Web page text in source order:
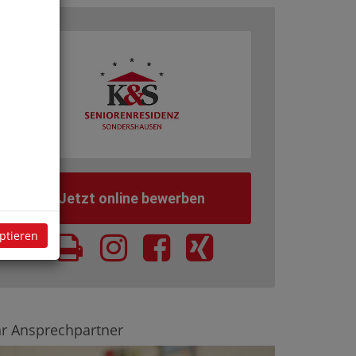
Jetzt online bewerben
Ansprechpartner